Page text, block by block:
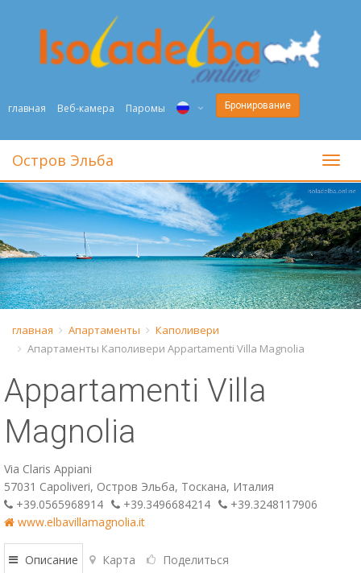
главная Веб-камера Паромы
ENG
DEU
NED
FRA
DAN
ESP
Бронирование
Остров Эльба
главная Апартаменты
Каполивери
Апартаменты Каполивери Appartamenti Villa Magnolia
Appartamenti Villa
Magnolia
Via Claris Appiani
57031 Capoliveri, Остров Эльба, Тоскана, Италия
+39.0565968914
+39.3496684214
+39.3248117906
www.elbavillamagnolia.it
Описание Карта Поделиться